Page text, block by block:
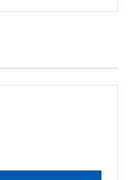
ンジニアリング
ません。搭載ソ